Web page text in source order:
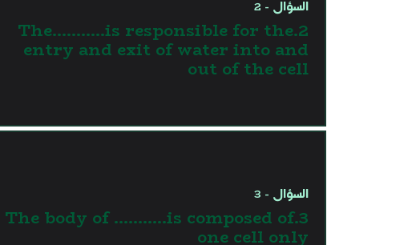
السؤال - 2
2.The………..is responsible for the
entry and exit of water into and
out of the cell
السؤال - 3
3.The body of ………..is composed of
one cell only